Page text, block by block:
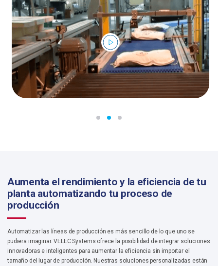
Aumenta el rendimiento y la eficiencia de tu
planta automatizando tu proceso de
producción
Automatizar las líneas de producción es más sencillo de lo que uno se
pudiera imaginar. VELEC Systems ofrece la posibilidad de integrar soluciones
innovadoras e inteligentes para aumentar la eficiencia sin importar el
tamaño del lugar de producción. Nuestras soluciones personalizadas están